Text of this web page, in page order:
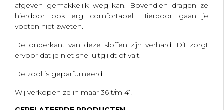
afgeven gemakkelijk weg kan. Bovendien dragen ze
hierdoor ook erg comfortabel. Hierdoor gaan je
voeten niet zweten.
De onderkant van deze sloffen zijn verhard. Dit zorgt
ervoor dat je niet snel uitglijdt of valt.
De zool is geparfumeerd.
Wij verkopen ze in maar 36 t/m 41.